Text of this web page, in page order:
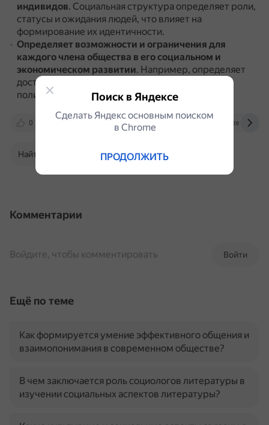
индивидов. Социальная структура определяет роли,
статусы и ожидания людей, что влияет на
формирование их идентичности.
Определяет возможности и ограничения для
каждого члена общества в его социальном и
экономическом развитии. Например, определяет
доступ к образованию, здравоохранению,
политической власти и другим ресурсам.
0 foxford.ru dzen.ru
Найти в Поиске
Комментарии
Войти
Войдите, чтобы комментировать
Ещё по теме
Как формируется умение эффективного общения и
взаимопонимания в современном обществе?
В чем заключается роль социологов литературы в
изучении социальных аспектов литературы?
Поиск в Яндексе
Сделать Яндекс основным поиском
в Сhrome
ПРОДОЛЖИТЬ